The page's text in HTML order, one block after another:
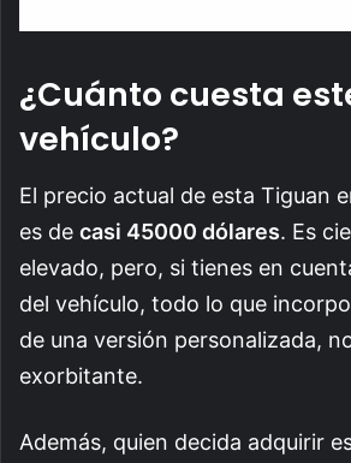
¿Cuánto cuesta
vehículo?
El precio actual de esta Tiguan
es de casi 45000 dólares. Es
elevado, pero, si tienes en
del vehículo, todo lo que
de una versión personalizada,
exorbitante.
Además, quien decida adquirir